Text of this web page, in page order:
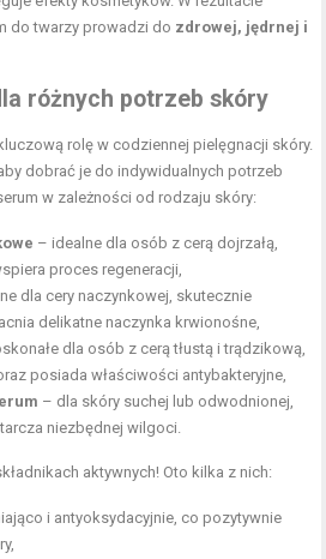
do twarzy prowadzi do zdrowej, jędrnej i
różnych potrzeb skóry
rolę w codziennej pielęgnacji skóry.
dobrać je do indywidualnych potrzeb
w zależności od rodzaju skóry:
– idealne dla osób z cerą dojrzałą,
proces regeneracji,
dla cery naczynkowej, skutecznie
delikatne naczynka krwionośne,
dla osób z cerą tłustą i trądzikową,
posiada właściwości antybakteryjne,
– dla skóry suchej lub odwodnionej,
niezbędnej wilgoci.
aktywnych! Oto kilka z nich:
i antyoksydacyjnie, co pozytywnie